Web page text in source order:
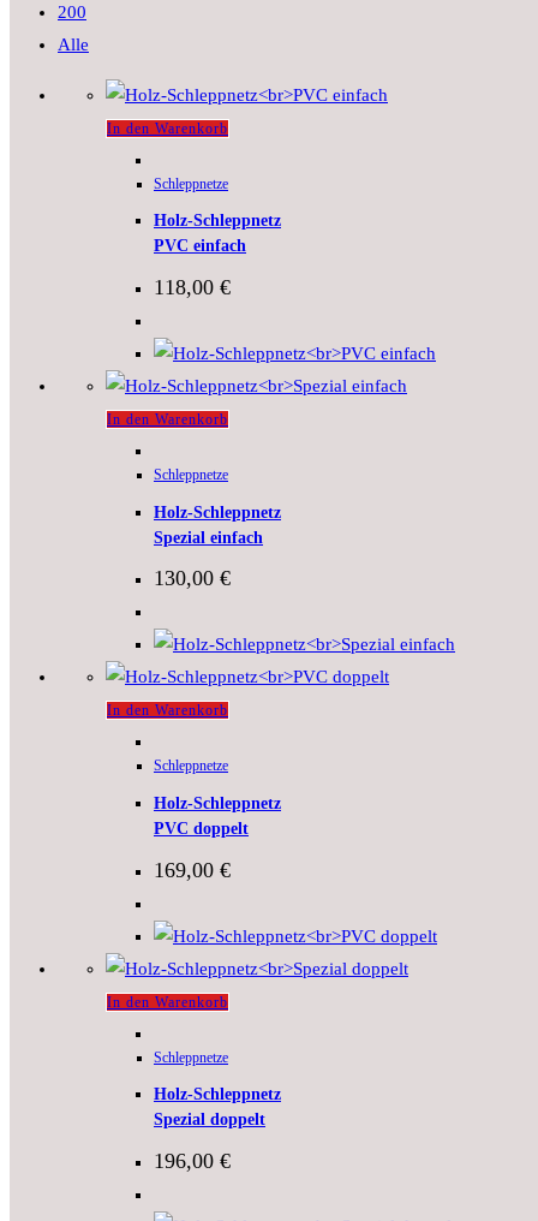
200
Alle
In den Warenkorb
Schleppnetze
Holz-Schleppnetz
PVC einfach
118,00 €
In den Warenkorb
Schleppnetze
Holz-Schleppnetz
Spezial einfach
130,00 €
In den Warenkorb
Schleppnetze
Holz-Schleppnetz
PVC doppelt
169,00 €
In den Warenkorb
Schleppnetze
Holz-Schleppnetz
Spezial doppelt
196,00 €